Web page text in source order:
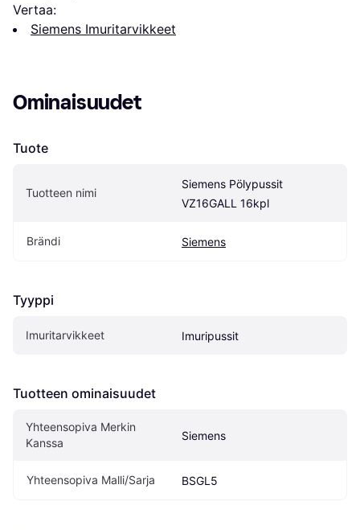
Vertaa:
Siemens Imuritarvikkeet
Ominaisuudet
Tuote
Tuotteen nimi
Siemens Pölypussit
VZ16GALL 16kpl
Brändi Siemens
Tyyppi
Imuritarvikkeet Imuripussit
Tuotteen ominaisuudet
Yhteensopiva Merkin
Kanssa
Siemens
Yhteensopiva Malli/Sarja BSGL5